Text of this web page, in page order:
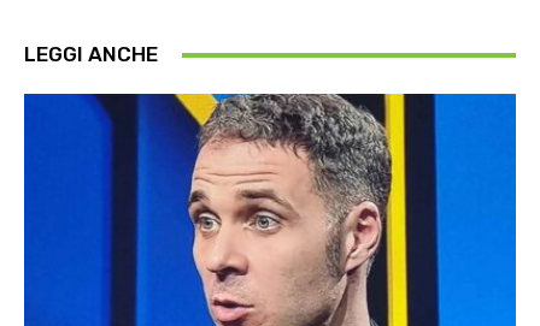
LEGGI ANCHE